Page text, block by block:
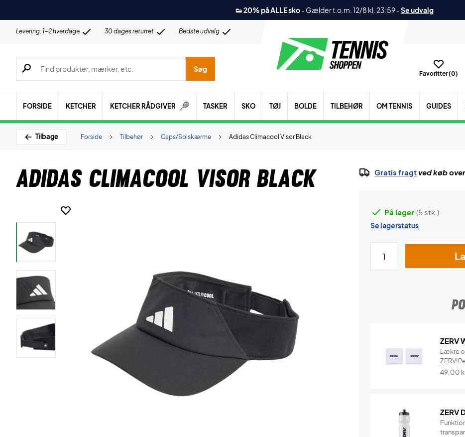
👟 20% på ALLE sko- Gælder t.o.m. 12/8 kl. 23:59-Se udvalg
Levering: 1-2 hverdage 30 dages returret Bedste udvalg
Søg efter produkter, mærker etc.
Søg
Favoritter (0)
FORSIDE KETCHER KETCHER RÅDGIVER TASKER SKO TØJ BOLDE TILBEHØR OM TENNIS GUIDES
Tilbage Adidas Climacool Visor Black
Caps/Solskærme
Tilbehør
Forside
Adidas Climacool Visor Black Gratis fragtved køb
På lager (5 stk.)
Se lagerstatus
ZERV
Lækre
49,00
ZERV